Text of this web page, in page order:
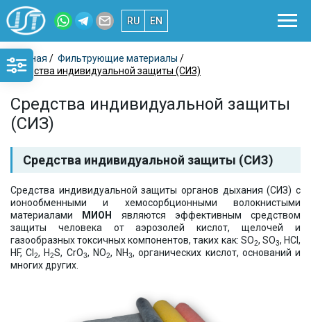
RU EN
Главная / Фильтрующие материалы /
Средства индивидуальной защиты (СИЗ)
Средства индивидуальной защиты
(СИЗ)
Средства индивидуальной защиты (СИЗ)
Средства индивидуальной защиты органов дыхания (СИЗ) с
ионообменными и хемосорбционными волокнистыми
материалами
МИОН
являются эффективным средством
защиты человека от аэрозолей кислот, щелочей и
газообразных токсичных компонентов, таких как: SO2, SO3, HCl,
HF, Cl2, H2S, CrO3, NO2, NH3, органических кислот, оснований и
многих других.